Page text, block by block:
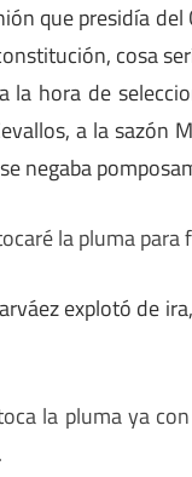
que presidía
cosa
la hora de
a la sazón
negaba
la pluma
explotó de
la pluma ya